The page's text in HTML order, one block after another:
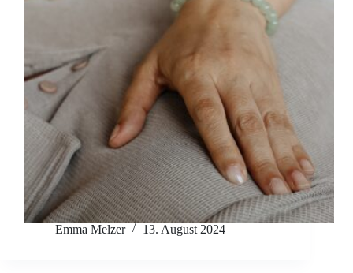
Emma Melzer 13. August 2024